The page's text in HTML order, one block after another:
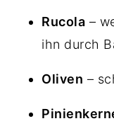
Rucola –
ihn durch
Oliven –